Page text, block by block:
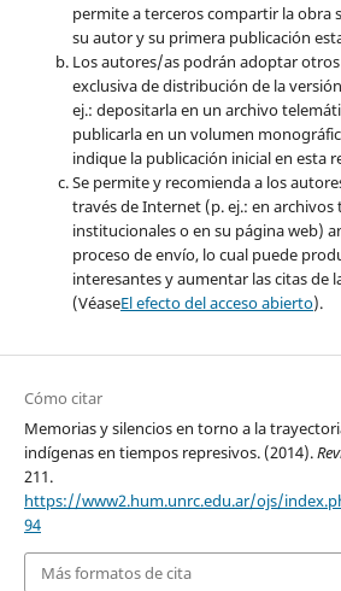
permite a terceros compartir la obra
su autor y su primera publicación
Los autores/as podrán adoptar
exclusiva de distribución de la
ej.: depositarla en un archivo
publicarla en un volumen
indique la publicación inicial en esta
Se permite y recomienda a los
través de Internet (p. ej.: en archivos
institucionales o en su página web)
proceso de envío, lo cual puede
interesantes y aumentar las citas de
(VéaseEl efecto del acceso abierto).
Cómo citar
Memorias y silencios en torno a la
indígenas en tiempos represivos. (2014).
211.
https://www2.hum.unrc.edu.ar/ojs/
94
Más formatos de cita